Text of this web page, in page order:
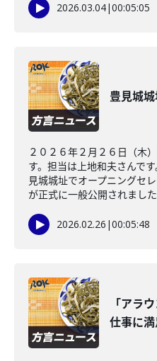
2026.03.04|00:05:05
豊見城
２０２６年２月２６日（木
す。担当は上地和夫さんで
見城城址でオープニングセ
が正式に一般公開されまし
2026.02.26 |00:05:48
「アラ
仕事に満